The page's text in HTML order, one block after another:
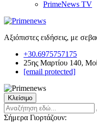
PrimeNews TV
Αξιόπιστες ειδήσεις, με
+30.6975757175
25ης Μαρτίου 140,
[email protected]
Κλείσιμο
Σήμερα Γιορτάζουν: